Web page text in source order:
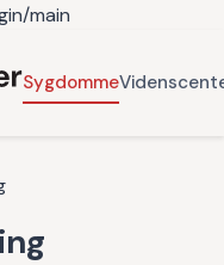
main
Sygdomme